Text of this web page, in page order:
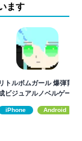
ます
リトルボムガール 爆弾育
ビジュアルノベルゲー
iPhone Android